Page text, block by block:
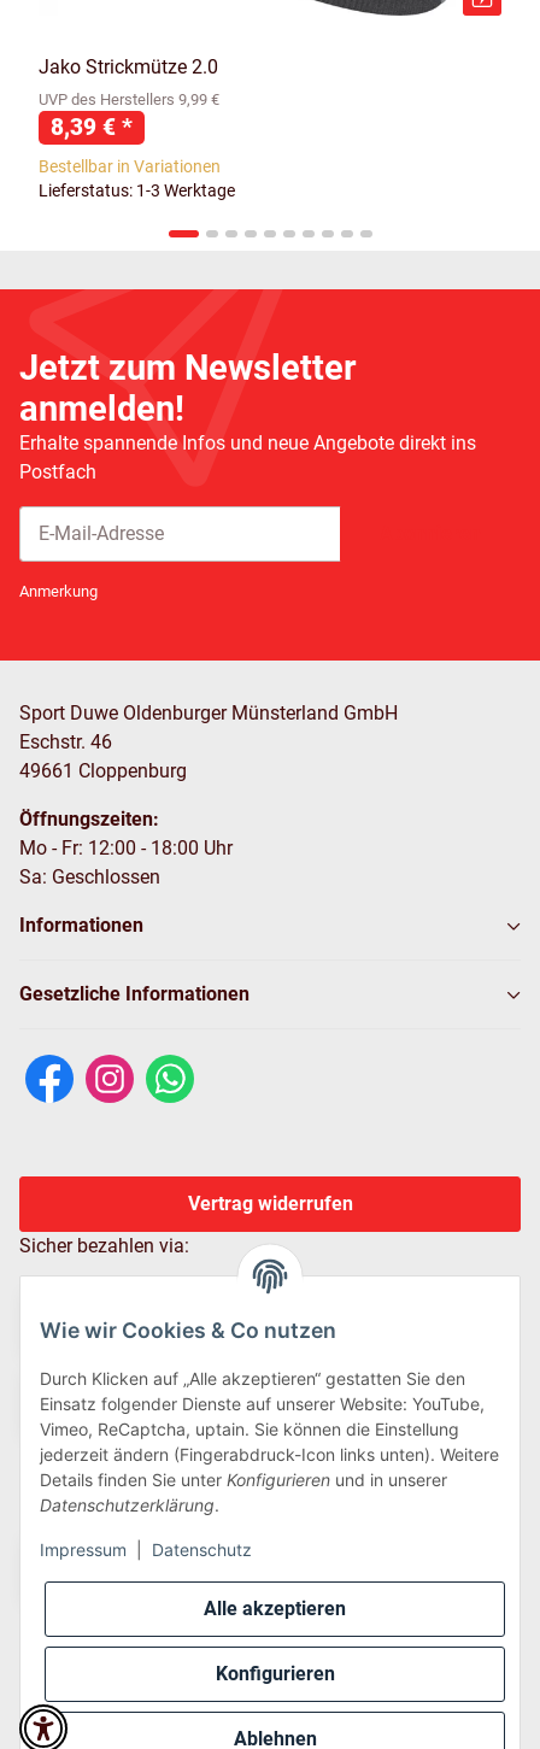
Alle akzeptieren
Konfigurieren
Ablehnen
Wie wir Cookies & Co nutzen
Durch Klicken auf „Alle akzeptieren“ gestatten Sie den
Einsatz folgender Dienste auf unserer Website: YouTube,
Vimeo, ReCaptcha, uptain. Sie können die Einstellung
jederzeit ändern (Fingerabdruck-Icon links unten). Weitere
Details finden Sie unter Konfigurieren und in unserer
Datenschutzerklärung.
Impressum Datenschutz
Jako Strickmütze 2.0
UVP des Herstellers 9,99 €
8,39 € *
Bestellbar in Variationen
Lieferstatus: 1-3 Werktage
Jetzt zum Newsletter
anmelden!
Erhalte spannende Infos und neue Angebote direkt ins
Postfach
Anmerkung
Sport Duwe Oldenburger Münsterland GmbH
Eschstr. 46
49661 Cloppenburg
Öffnungszeiten:
Mo - Fr: 12:00 - 18:00 Uhr
Sa: Geschlossen
Informationen
Gesetzliche Informationen
Vertrag widerrufen
Sicher bezahlen via:
Wir versenden via:
* Alle Preise inkl. gesetzlicher USt., zzgl.Versand
Perfected byDreizack Medien